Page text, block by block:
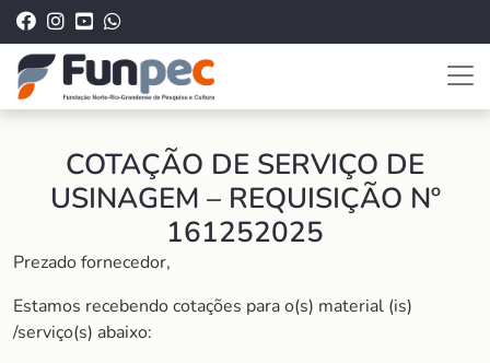
COTAÇÃO DE SERVIÇO DE
USINAGEM – REQUISIÇÃO Nº
161252025
Prezado fornecedor,
Estamos recebendo cotações para o(s) material (is)
/serviço(s) abaixo: